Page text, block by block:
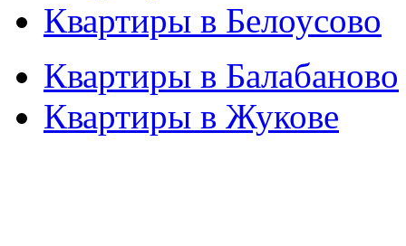
Квартиры в Белоусово
Квартиры в Балабаново
Квартиры в Жукове